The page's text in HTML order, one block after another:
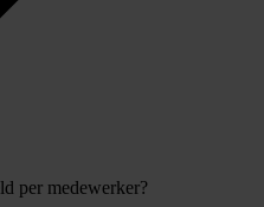
per medewerker?